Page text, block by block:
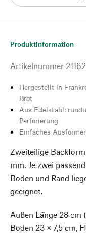
Produktinformation
Artikelnummer
Hergestellt in
Brot
Aus Edelstahl:
Perforierung
Einfaches
Zweiteilige
mm. Je zwei
Boden und Rand
geeignet.
Außen Länge 28 cm
Boden 23 × 7,5 cm,